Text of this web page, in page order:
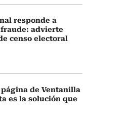
responde a
advierte
censo electoral
de Ventanilla
es la solución que